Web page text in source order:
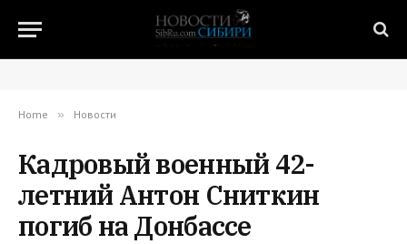
Home » Новости
Кадровый военный 42-
летний Антон Сниткин
погиб на Донбассе